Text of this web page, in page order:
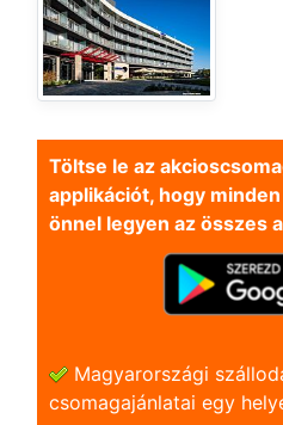
Töltse le az
applikációt, hogy
önnel legyen az összes
Magyarországi
csomagajánlatai egy